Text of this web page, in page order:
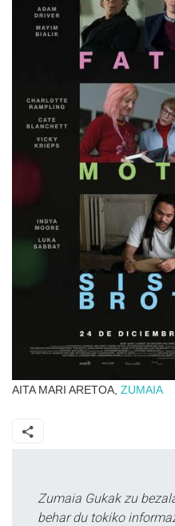
AITA MARI ARETOA, ZUMAIA
Zumaia Gukak zu
behar du tokiko